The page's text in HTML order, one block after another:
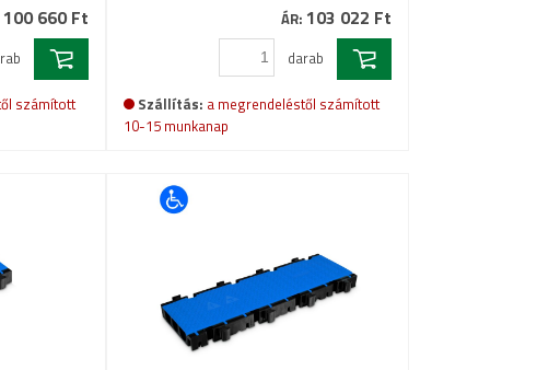
100 660 Ft
számított
ÁR: 103 022 Ft
darab
Szállítás: a megrendeléstől számított
10-15 munkanap